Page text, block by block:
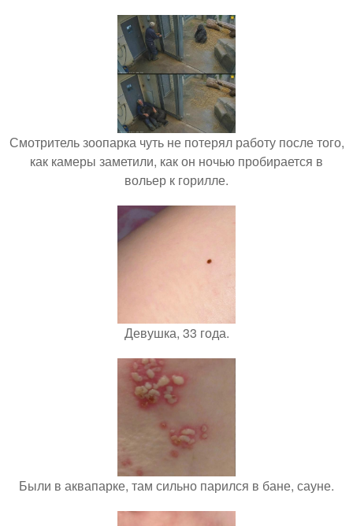
Смотритель зоопарка чуть не потерял работу после того,
как камеры заметили, как он ночью пробирается в
вольер к горилле.
Девушка, 33 года.
Были в аквапарке, там сильно парился в бане, сауне.